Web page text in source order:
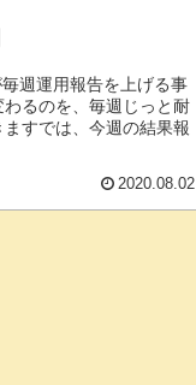
週運用報告を上げる事
るのを、毎週じっと耐
すでは、今週の結果報
2020.08.02